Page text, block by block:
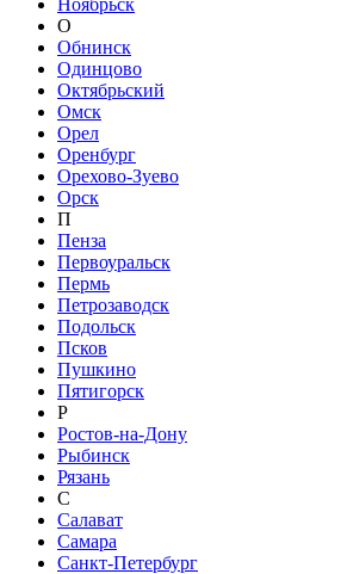
Ноябрьск
О
Обнинск
Одинцово
Октябрьский
Омск
Орел
Оренбург
Орехово-Зуево
Орск
П
Пенза
Первоуральск
Пермь
Петрозаводск
Подольск
Псков
Пушкино
Пятигорск
Р
Ростов-на-Дону
Рыбинск
Рязань
С
Салават
Самара
Санкт-Петербург